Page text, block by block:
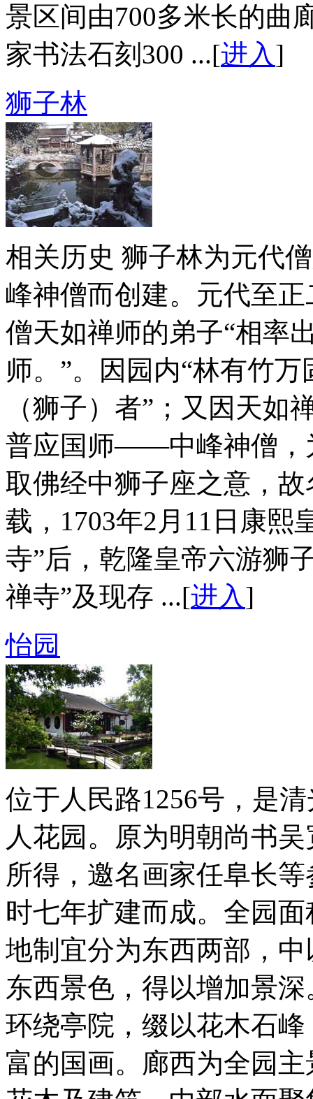
景区间由700多米长的曲
家书法石刻300 ...[进入]
狮子林
相关历史 狮子林为元代
峰神僧而创建。元代至
僧天如禅师的弟子“相率
师。”。因园内“林有竹
（狮子）者”；又因天如
普应国师——中峰神僧，
取佛经中狮子座之意，故
载，1703年2月11日康熙
寺”后，乾隆皇帝六游狮
禅寺”及现存 ...[进入]
怡园
位于人民路1256号，是
人花园。原为明朝尚书
所得，邀名画家任阜长
时七年扩建而成。全园
地制宜分为东西两部，
东西景色，得以增加景
环绕亭院，缀以花木石
富的国画。廊西为全园